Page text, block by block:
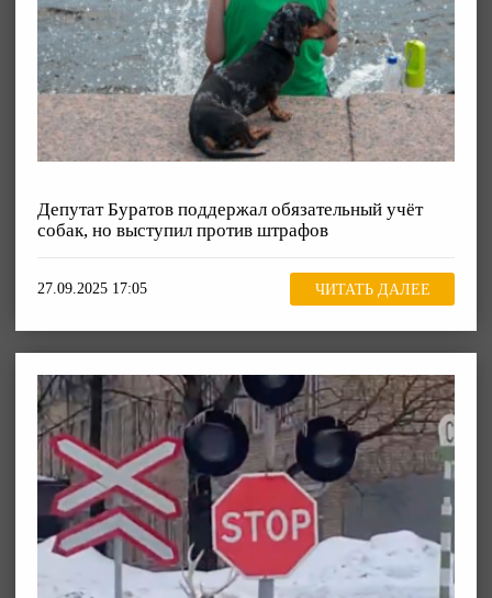
Депутат Буратов поддержал обязательный учёт
собак, но выступил против штрафов
27.09.2025 17:05 ЧИТАТЬ ДАЛЕЕ